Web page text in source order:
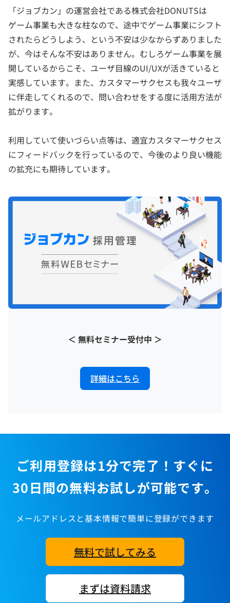
「ジョブカン」の運営会社である株式会社DONUTSは
ゲーム事業も大きな柱なので、途中でゲーム事業にシフト
されたらどうしよう、という不安は少なからずありました
が、今はそんな不安はありません。むしろゲーム事業を展
開しているからこそ、ユーザ目線のUI/UXが活きていると
実感しています。また、カスタマーサクセスも我々ユーザ
に伴走してくれるので、問い合わせをする度に活用方法が
拡がります。
利用していて使いづらい点等は、適宜カスタマーサクセス
にフィードバックを行っているので、今後のより良い機能
の拡充にも期待しています。
＜ 無料セミナー受付中 ＞
詳細はこちら
ご利用登録は1分で完了！すぐに
30日間の無料お試しが可能です。
メールアドレスと基本情報で簡単に登録ができます
無料で試してみる
まずは資料請求